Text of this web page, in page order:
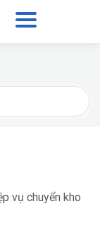
vụ chuyển kho